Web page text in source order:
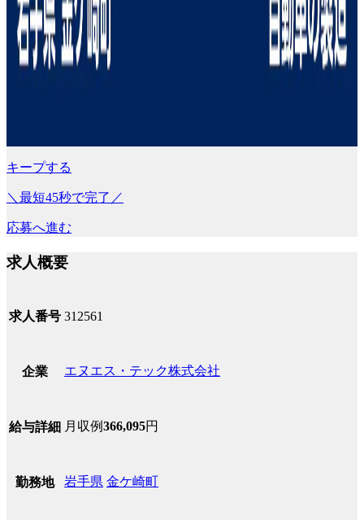
キープする
＼最短45秒で完了／
応募へ進む
求人概要
求人番号 312561
企業 エヌエス・テック株式会社
給与詳細 月収例366,095円
勤務地 岩手県 金ケ崎町